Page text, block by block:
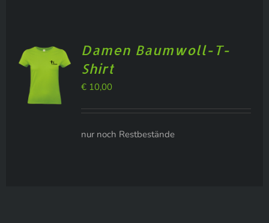
Damen Baumwoll-T-
Shirt
€10,00
nur noch Restbestände